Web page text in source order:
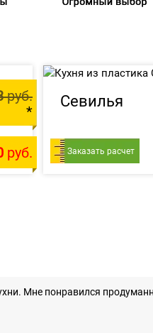
руб.
*
руб.
Севилья
Заказать расчет
Мне понравился